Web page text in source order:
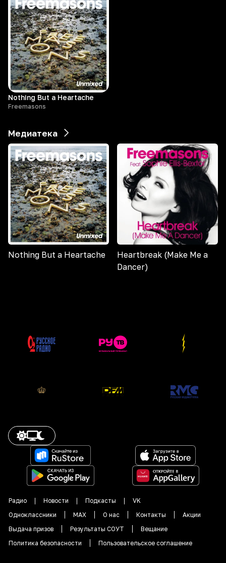
Nothing But a Heartache
Freemasons
Медиатека
Nothing But a Heartache
Heartbreak (Make Me a
Dancer)
Радио Новости Подкасты
VK
Одноклассники
MAX О нас Контакты
Акции
Выдача призов
Результаты СОУТ
Вещание
Политика безопасности
Пользовательское соглашение